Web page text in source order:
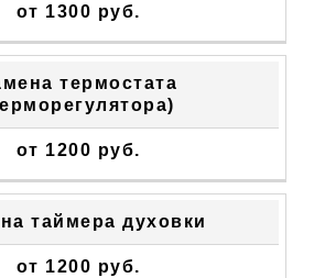
от 1300 руб.
термостата
от 1200 руб.
таймера духовки
от 1200 руб.